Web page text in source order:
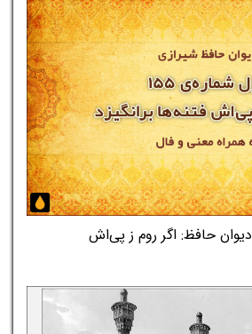
غزل شماره‌ی ۱۵۵ دیوان حافظ: اگر روم ز پی‌اش